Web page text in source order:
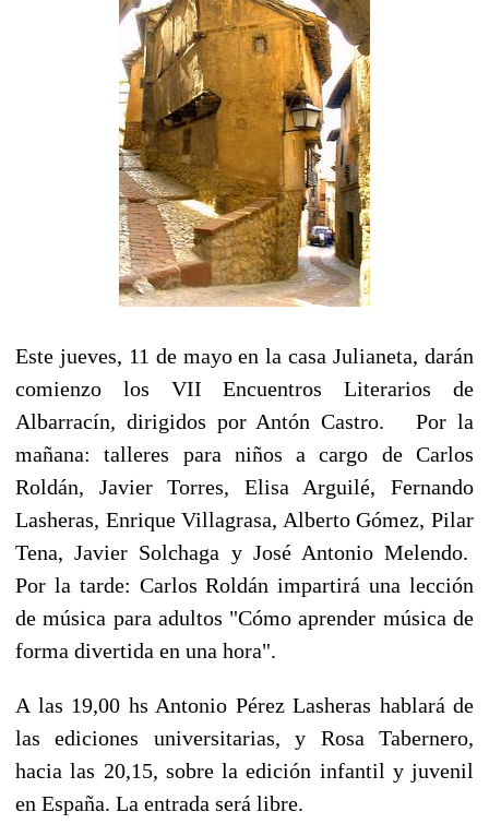
Este jueves, 11 de mayo en la casa Julianeta, darán
comienzo los VII Encuentros Literarios de
Albarracín, dirigidos por Antón Castro. Por la
mañana: talleres para niños a cargo de Carlos
Roldán, Javier Torres, Elisa Arguilé, Fernando
Lasheras, Enrique Villagrasa, Alberto Gómez, Pilar
Tena, Javier Solchaga y José Antonio Melendo.
Por la tarde: Carlos Roldán impartirá una lección
de música para adultos "Cómo aprender música de
forma divertida en una hora".
A las 19,00 hs Antonio Pérez Lasheras hablará de
las ediciones universitarias, y Rosa Tabernero,
hacia las 20,15, sobre la edición infantil y juvenil
en España. La entrada será libre.